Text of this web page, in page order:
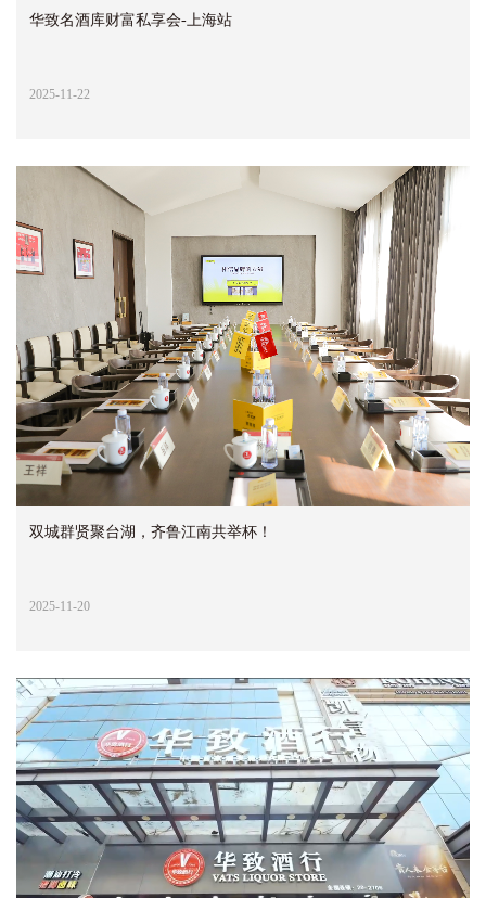
华致名酒库财富私享会-上海站
2025-11-22
双城群贤聚台湖，齐鲁江南共举杯！
2025-11-20